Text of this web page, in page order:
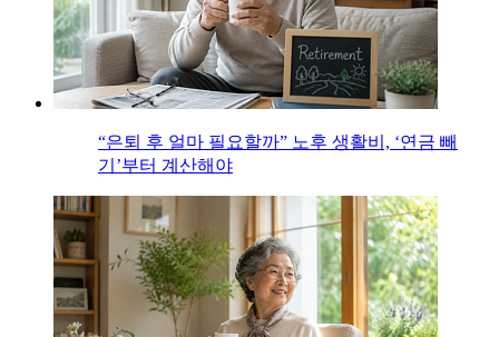
“은퇴 후 얼마 필요할까” 노후 생활비, ‘연금 빼
기’부터 계산해야